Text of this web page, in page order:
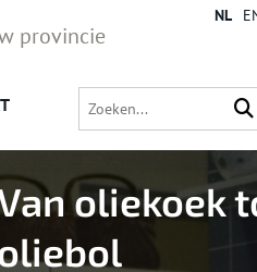
provincie
NL
oliekoek